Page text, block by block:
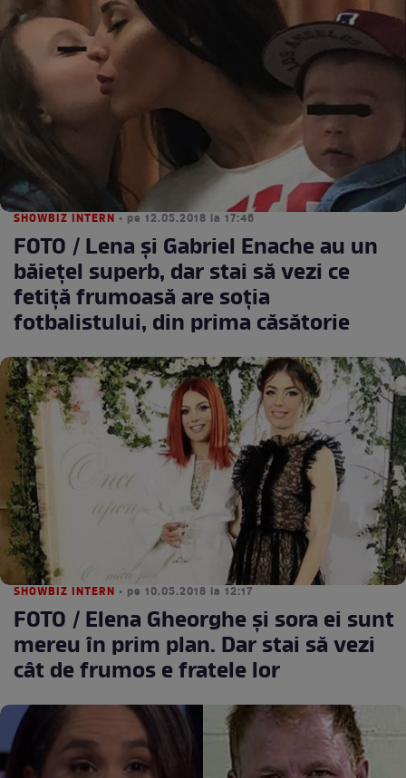
SHOWBIZ INTERN • pe 12.05.2018 la 17:46
FOTO / Lena şi Gabriel Enache au un
băieţel superb, dar stai să vezi ce
fetiţă frumoasă are soţia
fotbalistului, din prima căsătorie
SHOWBIZ INTERN • pe 10.05.2018 la 12:17
FOTO / Elena Gheorghe şi sora ei sunt
mereu în prim plan. Dar stai să vezi
cât de frumos e fratele lor